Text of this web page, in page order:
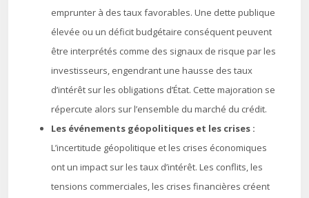
emprunter à des taux favorables. Une dette publique
élevée ou un déficit budgétaire conséquent peuvent
être interprétés comme des signaux de risque par les
investisseurs, engendrant une hausse des taux
d’intérêt sur les obligations d’État. Cette majoration se
répercute alors sur l’ensemble du marché du crédit.
Les événements géopolitiques et les crises :
L’incertitude géopolitique et les crises économiques
ont un impact sur les taux d’intérêt. Les conflits, les
tensions commerciales, les crises financières créent